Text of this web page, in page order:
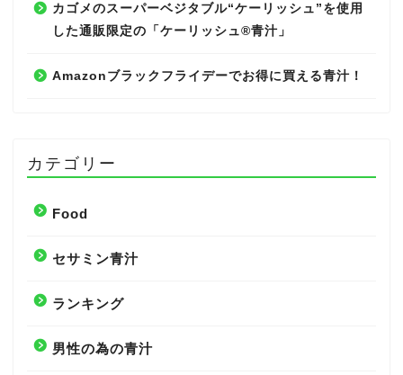
カゴメのスーパーベジタブル“ケーリッシュ”を使用
した通販限定の「ケーリッシュ®青汁」
Amazonブラックフライデーでお得に買える青汁！
カテゴリー
Food
セサミン青汁
ランキング
男性の為の青汁